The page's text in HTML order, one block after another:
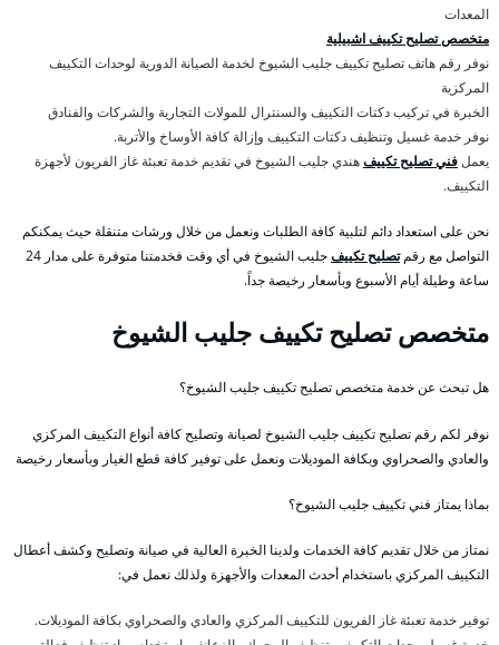
المعدات
متخصص تصليح تكييف اشبيلية
نوفر رقم هاتف تصليح تكييف جليب الشيوخ لخدمة الصيانة الدورية لوحدات التكييف
المركزية
الخبرة في تركيب دكتات التكييف والسنترال للمولات التجارية والشركات والفنادق
نوفر خدمة غسيل وتنظيف دكتات التكييف وإزالة كافة الأوساخ والأتربة.
يعملفني تصليح تكييفهندي جليب الشيوخ في تقديم خدمة تعبئة غاز الفريون لأجهزة
التكييف.
نحن على استعداد دائم لتلبية كافة الطلبات ونعمل من خلال ورشات متنقلة حيث يمكنكم
التواصل مع رقمتصليح تكييف
جليب الشيوخ في أي وقت فخدمتنا متوفرة على مدار 24
ساعة وطيلة أيام الأسبوع وبأسعار رخيصة جداً.
متخصص تصليح تكييف جليب الشيوخ
هل تبحث عن خدمة متخصص تصليح تكييف جليب الشيوخ؟
نوفر لكم رقم تصليح تكييف جليب الشيوخ لصيانة وتصليح كافة أنواع التكييف المركزي
والعادي والصحراوي وبكافة الموديلات ونعمل على توفير كافة قطع الغيار وبأسعار رخيصة
بماذا يمتاز فني تكييف جليب الشيوخ؟
نمتاز من خلال تقديم كافة الخدمات ولدينا الخبرة العالية في صيانة وتصليح وكشف أعطال
التكييف المركزي باستخدام أحدث المعدات والأجهزة ولذلك نعمل في:
توفير خدمة تعبئة غاز الفريون للتكييف المركزي والعادي والصحراوي بكافة الموديلات.